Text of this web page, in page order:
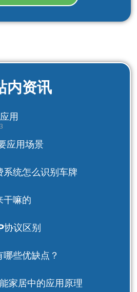
内资讯
用
应用场景
统怎么识别车牌
干嘛的
议区别
些优缺点？
家居中的应用原理